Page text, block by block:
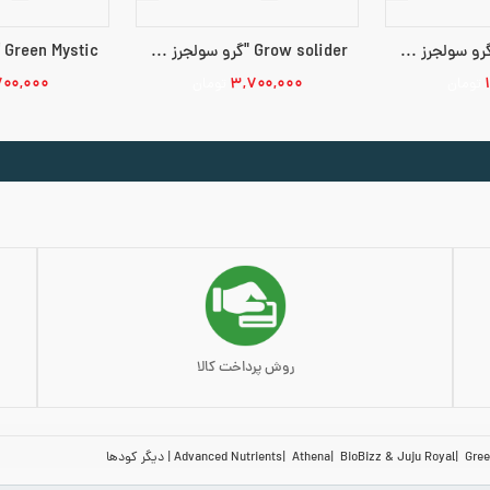
Grow solider "گرو سولجرز 250 میلی لیتر Juju Royal Julian Marley
خرید
Grow solider "گرو سولجرز 1 لیتر Juju Royal Julian Marley
۳,۷۰۰,۰۰۰
افزودن به سبد خرید افزودن
روش پرداخت کالا
Advanced Nutrients Athena BioBizz & Juju Royal دیگر کودها